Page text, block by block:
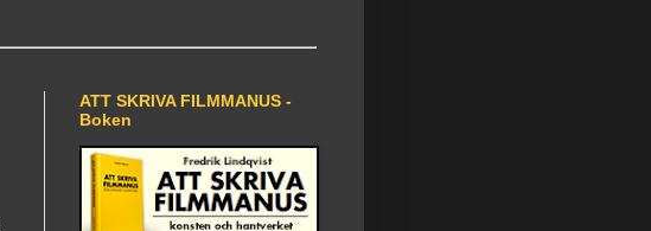
ATT SKRIVA FILMMANUS -
Boken